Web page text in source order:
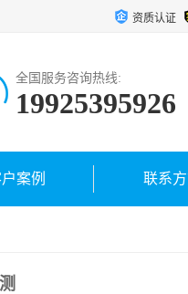
资质认证
全国服务咨询热线:
19925395926
案例 联系